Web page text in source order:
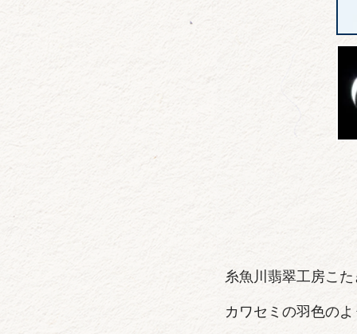
糸魚川翡翠工房こ
カワセミの羽色の